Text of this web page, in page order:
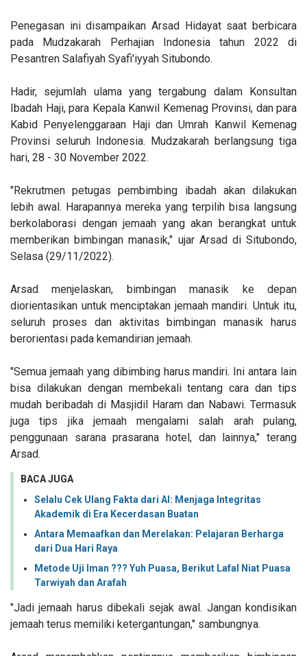
Penegasan ini disampaikan Arsad Hidayat saat berbicara
pada Mudzakarah Perhajian Indonesia tahun 2022 di
Pesantren Salafiyah Syafi'iyyah Situbondo.
Hadir, sejumlah ulama yang tergabung dalam Konsultan
Ibadah Haji, para Kepala Kanwil Kemenag Provinsi, dan para
Kabid Penyelenggaraan Haji dan Umrah Kanwil Kemenag
Provinsi seluruh Indonesia. Mudzakarah berlangsung tiga
hari, 28 - 30 November 2022.
"Rekrutmen petugas pembimbing ibadah akan dilakukan
lebih awal. Harapannya mereka yang terpilih bisa langsung
berkolaborasi dengan jemaah yang akan berangkat untuk
memberikan bimbingan manasik," ujar Arsad di Situbondo,
Selasa (29/11/2022).
Arsad menjelaskan, bimbingan manasik ke depan
diorientasikan untuk menciptakan jemaah mandiri. Untuk itu,
seluruh proses dan aktivitas bimbingan manasik harus
berorientasi pada kemandirian jemaah.
"Semua jemaah yang dibimbing harus mandiri. Ini antara lain
bisa dilakukan dengan membekali tentang cara dan tips
mudah beribadah di Masjidil Haram dan Nabawi. Termasuk
juga tips jika jemaah mengalami salah arah pulang,
penggunaan sarana prasarana hotel, dan lainnya," terang
Arsad.
BACA JUGA
Selalu Cek Ulang Fakta dari AI: Menjaga Integritas
Akademik di Era Kecerdasan Buatan
Antara Memaafkan dan Merelakan: Pelajaran Berharga
dari Dua Hari Raya
Metode Uji Iman ??? Yuh Puasa, Berikut Lafal Niat Puasa
Tarwiyah dan Arafah
"Jadi jemaah harus dibekali sejak awal. Jangan kondisikan
jemaah terus memiliki ketergantungan," sambungnya.